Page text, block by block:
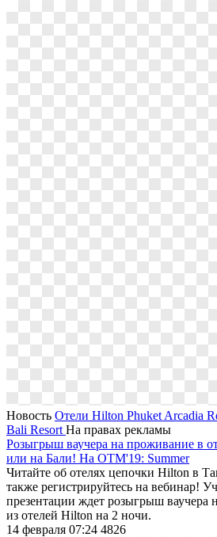
Новость Отели Hilton Phuket Arcadia
Bali Resort На правах рекламы
Розыгрыш ваучера на проживание в
или на Бали! На OTM'19: Summer
Читайте об отелях цепочки Hilton в
также регистрируйтесь на вебинар!
презентации ждет розыгрыш ваучера
из отелей Hilton на 2 ночи.
14 февраля 07:24 4826